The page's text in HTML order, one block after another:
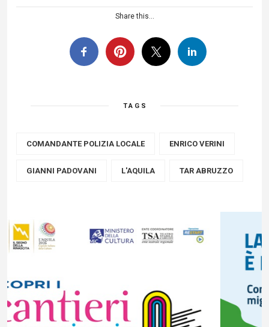
Share this...
TAGS
COMANDANTE POLIZIA LOCALE ENRICO VERINI
GIANNI PADOVANI L'AQUILA TAR ABRUZZO